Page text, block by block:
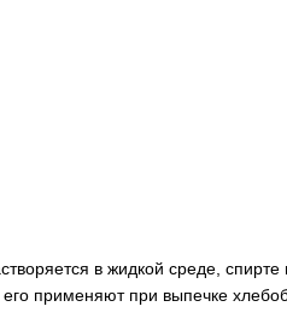
в жидкой среде,
применяют при выпечке